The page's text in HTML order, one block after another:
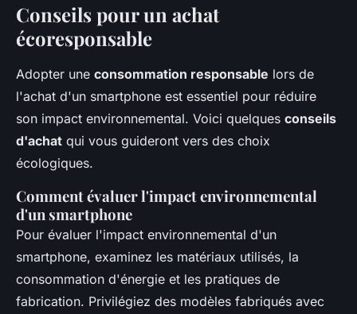
Conseils pour un achat
écoresponsable
Adopter une consommation responsable lors de
l'achat d'un smartphone est essentiel pour réduire
son impact environnemental. Voici quelques conseils
d'achat qui vous guideront vers des choix
écologiques.
Comment évaluer l'impact environnemental
d'un smartphone
Pour évaluer l'impact environnemental d'un
smartphone, examinez les matériaux utilisés, la
consommation d'énergie et les pratiques de
fabrication. Privilégiez des modèles fabriqués avec